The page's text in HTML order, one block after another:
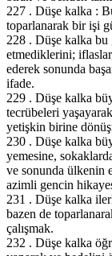
227 . Düşe kalka :
toparlanarak bir işi
228 . Düşe kalka
etmediklerini;
ederek sonunda
ifade.
229 . Düşe kalka
tecrübeleri
yetişkin birine
230 . Düşe kalka
yemesine,
ve sonunda ülkenin
azimli gencin
231 . Düşe kalka
bazen de
çalışmak.
232 . Düşe kalka